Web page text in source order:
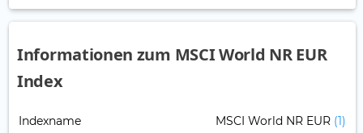
Informationen zum MSCI World NR EUR
Index
Indexname MSCI World NR EUR (1)